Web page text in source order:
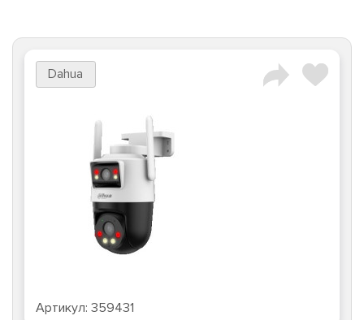
Dahua
Артикул: 359431